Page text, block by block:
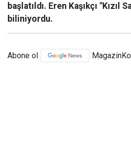
başlatıldı. Eren Kaşıkçı "Kızıl
biliniyordu.
Abone ol